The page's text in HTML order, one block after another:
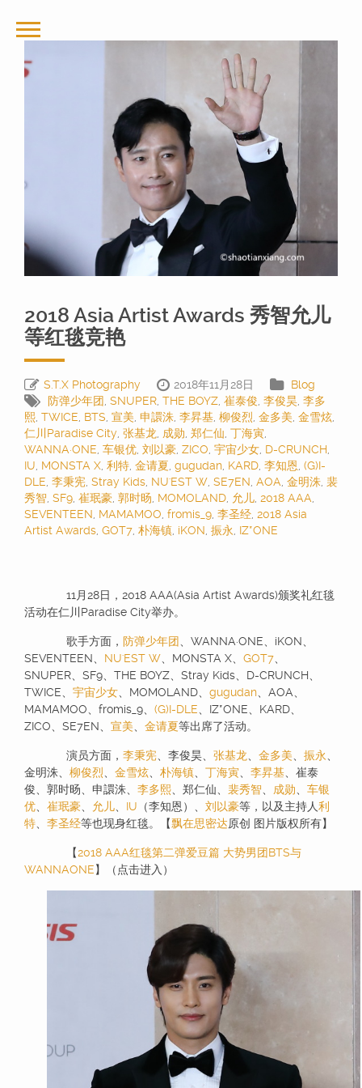
2018 Asia Artist Awards 秀智允儿
等红毯竞艳
S.T.X Photography 2018年11月28日
Blog
防弹少年团, SNUPER, THE BOYZ, 崔泰俊, 李俊昊, 李多
熙, TWICE, BTS, 宣美, 申譞洙, 李昇基, 柳俊烈, 金多美, 金雪炫,
仁川Paradise City, 张基龙, 成勋, 郑仁仙, 丁海寅,
WANNA·ONE, 车银优, 刘以豪, ZICO, 宇宙少女, D-CRUNCH,
IU, MONSTA X, 利特, 金请夏, gugudan, KARD, 李知恩, (G)I-
DLE, 李秉宪, Stray Kids, NU'EST W, SE7EN, AOA, 金明洙, 裴
秀智, SF9, 崔珉豪, 郭时旸, MOMOLAND, 允儿, 2018 AAA,
SEVENTEEN, MAMAMOO, fromis_9, 李圣经, 2018 Asia
Artist Awards, GOT7, 朴海镇, iKON, 振永, IZ*ONE
11月28日，2018 AAA(Asia Artist Awards)颁奖礼红毯
活动在仁川Paradise City举办。
歌手方面， 防弹少年团、WANNA·ONE、iKON、
SEVENTEEN、 NU'EST W、MONSTA X、 GOT7、
SNUPER、SF9、THE BOYZ、Stray Kids、D-CRUNCH、
TWICE、 宇宙少女、MOMOLAND、 gugudan、AOA、
MAMAMOO、fromis_9、 (G)I-DLE、IZ*ONE、KARD、
ZICO、SE7EN、 宣美、 金请夏等出席了活动。
演员方面， 李秉宪、李俊昊、 张基龙、 金多美、 振永、
金明洙、 柳俊烈、 金雪炫、 朴海镇、 丁海寅、 李昇基、崔泰
俊、郭时旸、申譞洙、 李多熙、郑仁仙、 裴秀智、 成勋、 车银
优、 崔珉豪、 允儿、 IU （李知恩）、 刘以豪等，以及主持人利
特、 李圣经等也现身红毯。【飘在思密达原创 图片版权所有】
【2018 AAA红毯第二弹爱豆篇 大势男团BTS与
WANNAONE】（点击进入）